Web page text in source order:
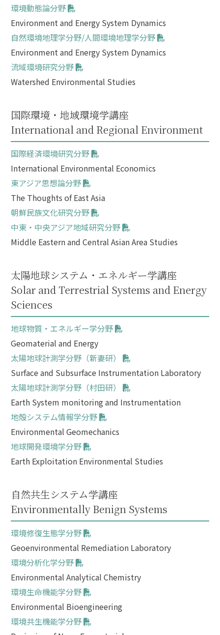
環境動態論分野
Environment and Energy System Dynamics
自然環境地理学分野/人間環境地理学分野
Environment and Energy System Dynamics
流域環境研究分野
Watershed Environmental Studies
国際環境・地域環境学講座
International and Regional Environment
国際経済環境研究分野
International Environmental Economics
東アジア思想論分野
The Thoughts of East Asia
朝鮮民族文化研究分野
中東・中央アジア地域研究分野
Middle Eastern and Central Asian Area Studies
太陽地球システム・エネルギー学講座
Solar and Terrestrial Systems and Energy
Sciences
地球物質・エネルギー学分野
Geomaterial and Energy
太陽地球計測学分野（新妻研）
Surface and Subsurface Instrumentation Laboratory
太陽地球計測学分野（村田研）
Earth System monitoring and Instrumentation
地殻システム情報学分野
Environmental Geomechanics
地球開発環境学分野
Earth Exploitation Environmental Studies
自然共生システム学講座
Environmentally Benign Systems
環境修復生態学分野
Geoenvironmental Remediation Laboratory
環境分析化学分野
Environmental Analytical Chemistry
環境生命機能学分野
Environmental Bioengineering
環境共生機能学分野